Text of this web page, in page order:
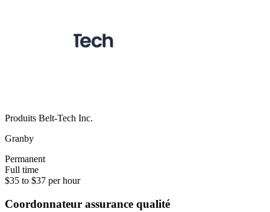
Produits Belt-Tech Inc.
Granby
Permanent
Full time
$35 to $37 per hour
Coordonnateur assurance qualité